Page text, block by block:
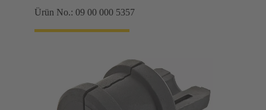
Ürün No.: 09 00 000 5357